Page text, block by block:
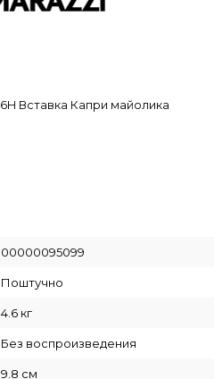
Вставка Капри майолика
00000095099
Поштучно
4.6 кг
Без воспроизведения
9.8 см